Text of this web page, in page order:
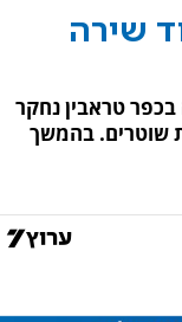
שירה
טראבין נחקר
שוטרים. בהמשך